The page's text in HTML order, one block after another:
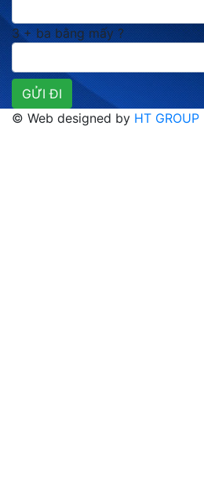
3 + ba bằng mấy ?
© Web designed by HT GROUP